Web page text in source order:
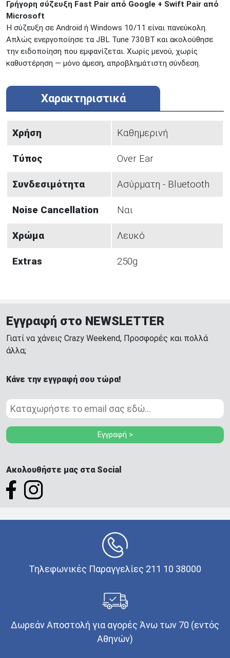
Γρήγορη σύζευξη Fast Pair από Google + Swift Pair από
Microsoft
Η σύζευξη σε Android ή Windows 10/11 είναι πανεύκολη.
Απλώς ενεργοποίησε τα JBL Tune 730BT και ακολούθησε
την ειδοποίηση που εμφανίζεται. Χωρίς μενού, χωρίς
καθυστέρηση — μόνο άμεση, απροβλημάτιστη σύνδεση.
Χαρακτηριστικά
Χρήση Καθημερινή
Tύπος Over Ear
Συνδεσιμότητα Ασύρματη - Bluetooth
Noise Cancellation Ναι
Χρώμα Λευκό
Extras 250g
Εγγραφή στο NEWSLETTER
Γιατί να χάνεις Crazy Weekend, Προσφορές και πολλά
άλλα;
Κάνε την εγγραφή σου τώρα!
Εγγραφή >
Ακολουθήστε μας στα Social
Τηλεφωνικές Παραγγελίες 211 10 38000
Δωρεάν Αποστολή για αγορές Άνω των 70 (εντός
Αθηνών)